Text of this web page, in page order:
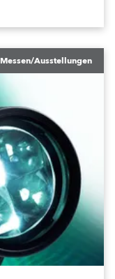
Messen/Ausstellungen